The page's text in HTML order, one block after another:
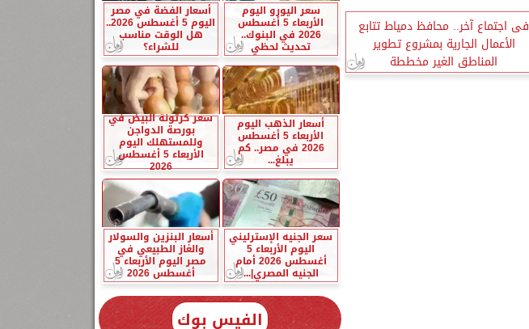
فى اجتماع آخر.. محافظ دمياط تتابع
الأعمال الجارية بمشروع تطوير
المناطق الغير مخططة
سعر اليورو اليوم
الأربعاء 5 أغسطس
2026 في البنوك..
تحديث لحظي
أسعار الفضة في مصر
اليوم 5 أغسطس 2026..
هل الوقت مناسب
للشراء؟
أسعار الذهب اليوم
الأربعاء 5 أغسطس
2026 في مصر.. كم
يبلغ...
سعر كرتونة البيض في
بورصة الدواجن
وللمستهلك اليوم
الأربعاء 5 أغسطس
2026
سعر الجنيه الإسترليني
اليوم الأربعاء 5
أغسطس 2026 أمام
الجنيه المصري|...
أسعار البنزين والسولار
والغاز الطبيعي في
مصر اليوم الأربعاء 5
أغسطس 2026
الفيس بوك